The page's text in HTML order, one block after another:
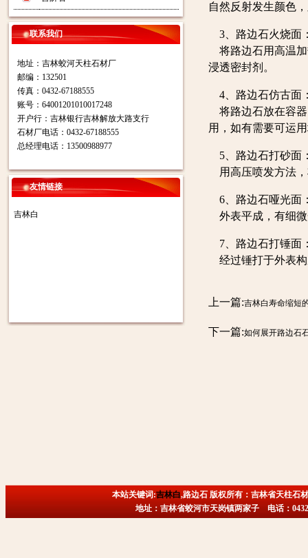
联系我们
地址：吉林蛟河天柱石材厂
邮编：132501
传真：0432-67188555
账号：64001201010017248
开户行：吉林银行吉林解放大路支行
石材厂电话：0432-67188555
总经理电话：13500988977
友情链接
吉林白
自然反射发生颜色
3、路边石火烧面
将路边石用高温加
浸透密封剂。
4、路边石仿古面
将路边石放在容器
用，如有需要可运
5、路边石打砂面
用高压喷发方法，
6、路边石哑光面
外表平成，有细
7、路边石打锤面
经过锤打于外表构
上一篇:吉林白寿命缩短
下一篇:如何展开路边石
本站关键词:吉林白,路边石 版权所有：吉林省天柱石
地址：吉林省蛟河市天岗镇两家子 电话：